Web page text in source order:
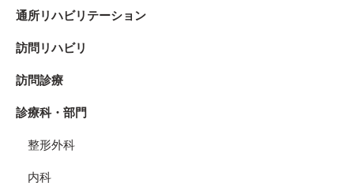
通所リハビリテーション
訪問リハビリ
訪問診療
診療科・部門
整形外科
内科